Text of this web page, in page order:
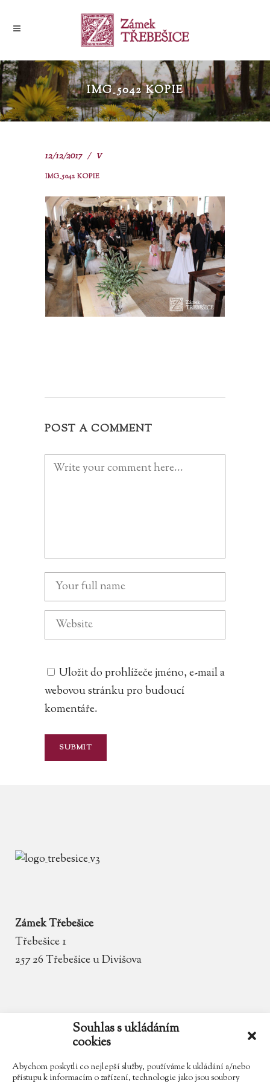
Souhlas s ukládáním
cookies
Abychom poskytli co nejlepší služby, používáme k ukládání a/nebo
přístupu k informacím o zařízení, technologie jako jsou soubory
IMG_5042 KOPIE
12/12/2017 V
IMG_5042 KOPIE
POST A COMMENT
Uložit do prohlížeče jméno, e-mail a
webovou stránku pro budoucí
komentáře.
Zámek Třebešice
Třebešice 1
257 26 Třebešice u Divišova
zamek.trebesice@volny.cz
602 354 467